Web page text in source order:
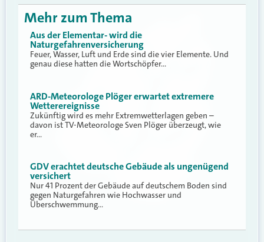
Mehr zum Thema
Aus der Elementar- wird die
Naturgefahrenversicherung
Feuer, Wasser, Luft und Erde sind die vier Elemente. Und
genau diese hatten die Wortschöpfer…
ARD-Meteorologe Plöger erwartet extremere
Wetterereignisse
Zukünftig wird es mehr Extremwetterlagen geben –
davon ist TV-Meteorologe Sven Plöger überzeugt, wie
er…
GDV erachtet deutsche Gebäude als ungenügend
versichert
Nur 41 Prozent der Gebäude auf deutschem Boden sind
gegen Naturgefahren wie Hochwasser und
Überschwemmung…